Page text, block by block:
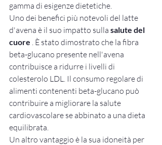
gamma di esigenze dietetiche.
Uno dei benefici più notevoli del latte
d'avena è il suo impatto sulla salute del
cuore . È stato dimostrato che la fibra
beta-glucano presente nell'avena
contribuisce a ridurre i livelli di
colesterolo LDL. Il consumo regolare di
alimenti contenenti beta-glucano può
contribuire a migliorare la salute
cardiovascolare se abbinato a una dieta
equilibrata.
Un altro vantaggio è la sua idoneità per